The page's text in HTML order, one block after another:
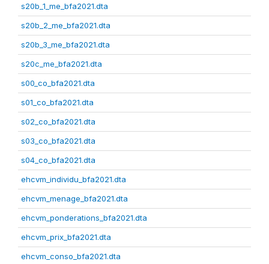
s20b_1_me_bfa2021.dta
s20b_2_me_bfa2021.dta
s20b_3_me_bfa2021.dta
s20c_me_bfa2021.dta
s00_co_bfa2021.dta
s01_co_bfa2021.dta
s02_co_bfa2021.dta
s03_co_bfa2021.dta
s04_co_bfa2021.dta
ehcvm_individu_bfa2021.dta
ehcvm_menage_bfa2021.dta
ehcvm_ponderations_bfa2021.dta
ehcvm_prix_bfa2021.dta
ehcvm_conso_bfa2021.dta